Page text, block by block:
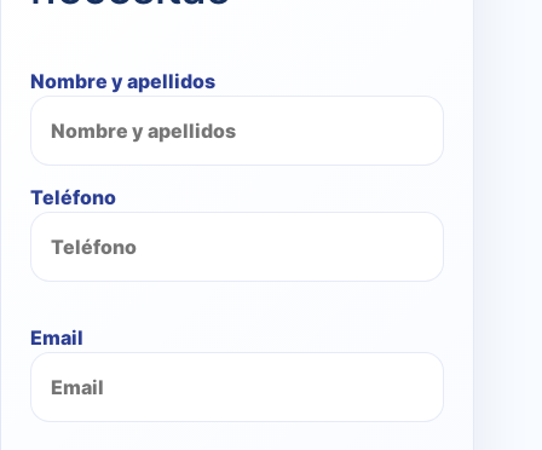
Nombre y apellidos
Teléfono
Email